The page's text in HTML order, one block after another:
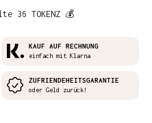
36 TOKENZ 💰
KAUF AUF RECHNUNG
einfach mit Klarna
ZUFRIENDEHEITSGARANTIE
oder Geld zurück!